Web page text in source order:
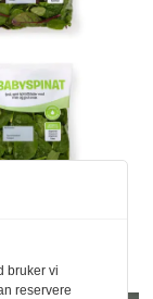
mix
bruker vi
reservere